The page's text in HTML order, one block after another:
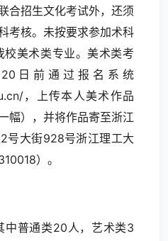
合招生文化考试外，还须
考核。未按要求参加术科
美术类专业。美术类考
日前通过报名系统
，上传本人美术作品
幅），并将作品寄至浙江
号大街928号浙江理工大
）。
中普通类20人，艺术类3